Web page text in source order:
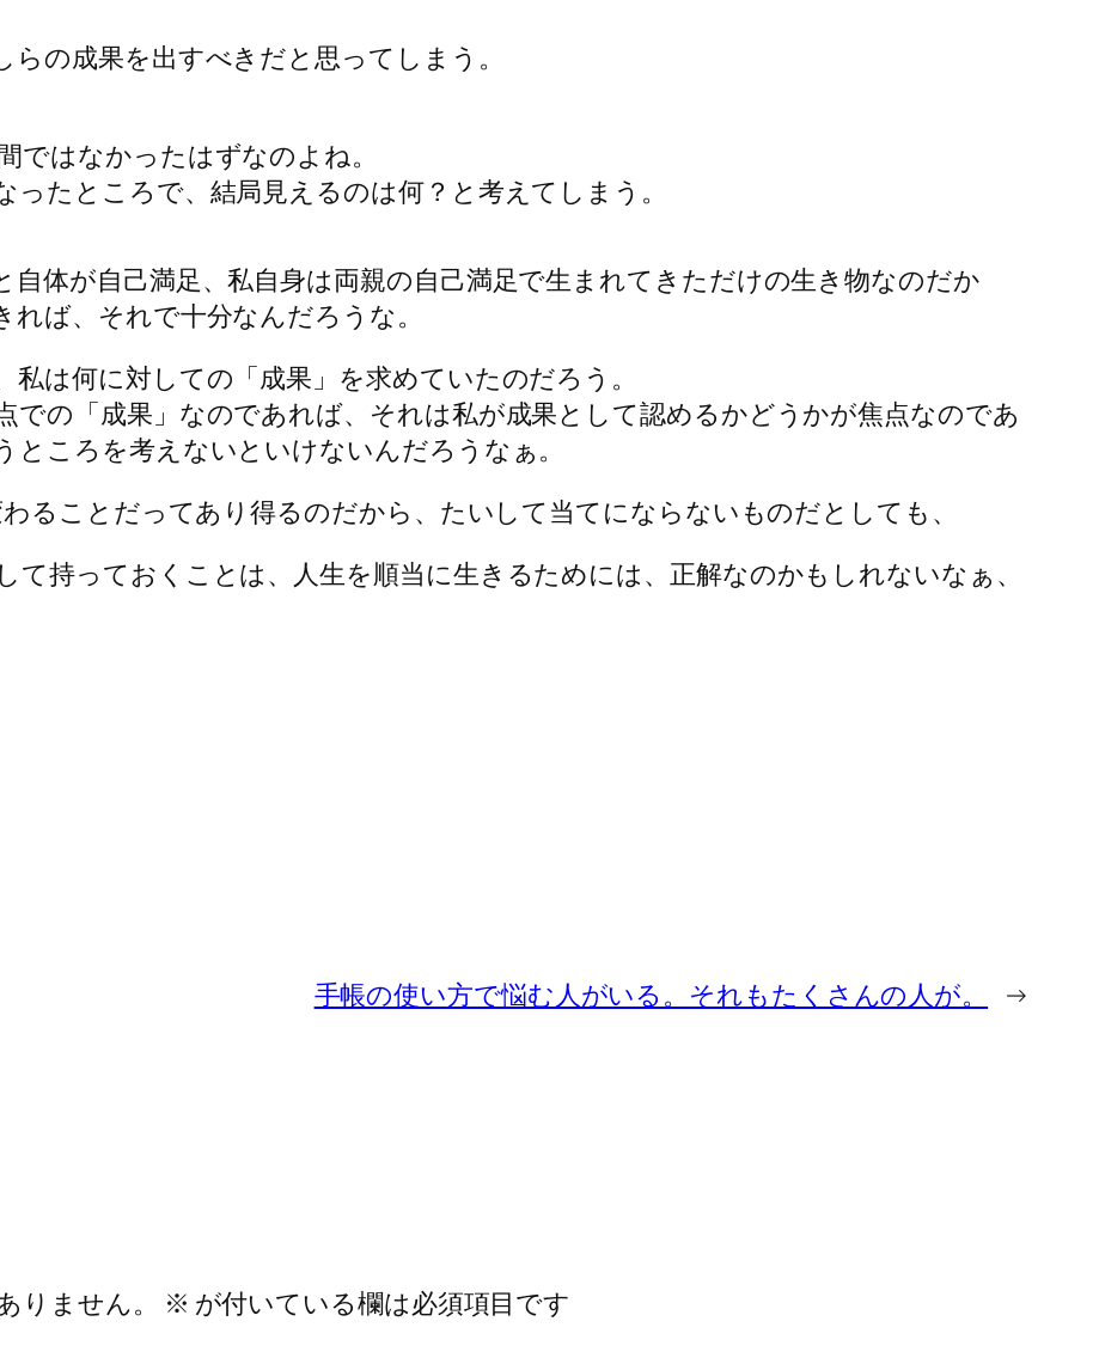
の成果を出すべきだと思ってしまう。
ではなかったはずなのよね。
たところで、結局見えるのは何？と考えてしまう。
体が自己満足、私自身は両親の自己満足で生まれてきただけの生き物なのだか
ば、それで十分なんだろうな。
は何に対しての「成果」を求めていたのだろう。
での「成果」なのであれば、それは私が成果として認めるかどうかが焦点なのであ
ころを考えないといけないんだろうなぁ。
ることだってあり得るのだから、たいして当てにならないものだとしても、
持っておくことは、人生を順当に生きるためには、正解なのかもしれないなぁ、
手帳の使い方で悩む人がいる。それもたくさんの人が。 →
りません。
※ が付いている欄は必須項目です